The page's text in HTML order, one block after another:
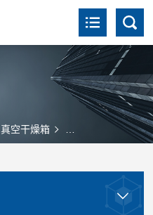
真空干燥箱 立式真空干燥箱（